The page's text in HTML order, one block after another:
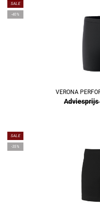
SALE
-40%
VERONA
Adviesprijs
SALE
-35%